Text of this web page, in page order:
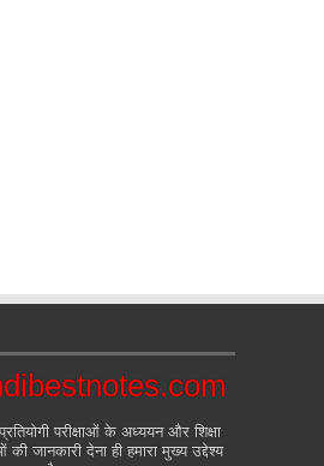
प्रतियोगी परीक्षाओं के अध्ययन और शिक्षा
जानकारी देना ही हमारा मुख्य उद्देश्य